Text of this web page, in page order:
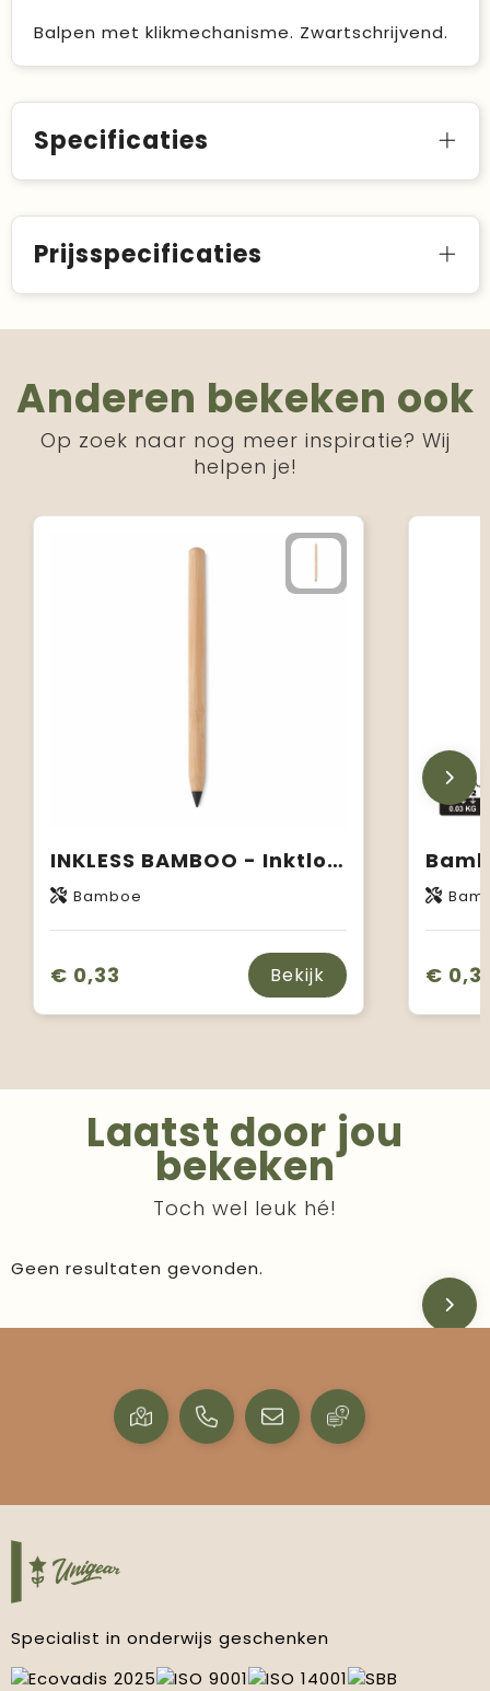
Balpen met klikmechanisme. Zwartschrijvend.
Specificaties
Prijsspecificaties
Anderen bekeken ook
Op zoek naar nog meer inspiratie? Wij
helpen je!
INKLESS BAMBOO - Inktloze bamboe pen
Bamboe
€ 0,33 Bekijk €
Laatst door jou
bekeken
Toch wel leuk hé!
Geen resultaten gevonden.
Specialist in onderwijs geschenken